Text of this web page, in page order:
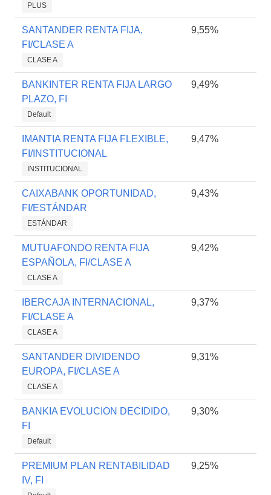
PLUS
SANTANDER RENTA FIJA,
FI/CLASE A
CLASE A
9,55%
BANKINTER RENTA FIJA LARGO
PLAZO, FI
Default
9,49%
IMANTIA RENTA FIJA FLEXIBLE,
FI/INSTITUCIONAL
INSTITUCIONAL
9,47%
CAIXABANK OPORTUNIDAD,
FI/ESTÁNDAR
ESTÁNDAR
9,43%
MUTUAFONDO RENTA FIJA
ESPAÑOLA, FI/CLASE A
CLASE A
9,42%
IBERCAJA INTERNACIONAL,
FI/CLASE A
CLASE A
9,37%
SANTANDER DIVIDENDO
EUROPA, FI/CLASE A
CLASE A
9,31%
BANKIA EVOLUCION DECIDIDO,
FI
Default
9,30%
PREMIUM PLAN RENTABILIDAD
IV, FI
9,25%